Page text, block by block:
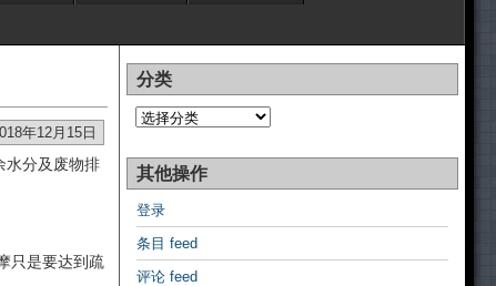
年12月15日
水分及废物排
只是要达到疏
分类
分
类
其他操作
登录
条目 feed
评论 feed